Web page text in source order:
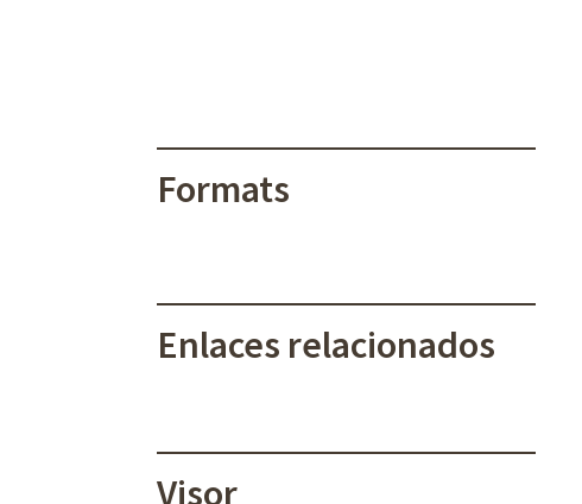
Formats
Enlaces relacionados
Visor